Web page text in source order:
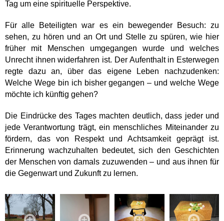
Tag um eine spirituelle Perspektive.
Für alle Beteiligten war es ein bewegender Besuch: zu
sehen, zu hören und an Ort und Stelle zu spüren, wie hier
früher mit Menschen umgegangen wurde und welches
Unrecht ihnen widerfahren ist. Der Aufenthalt in Esterwegen
regte dazu an, über das eigene Leben nachzudenken:
Welche Wege bin ich bisher gegangen – und welche Wege
möchte ich künftig gehen?
Die Eindrücke des Tages machten deutlich, dass jeder und
jede Verantwortung trägt, ein menschliches Miteinander zu
fördern, das von Respekt und Achtsamkeit geprägt ist.
Erinnerung wachzuhalten bedeutet, sich den Geschichten
der Menschen von damals zuzuwenden – und aus ihnen für
die Gegenwart und Zukunft zu lernen.